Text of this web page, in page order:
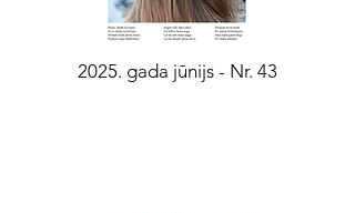
2025. gada jūnijs - Nr. 43